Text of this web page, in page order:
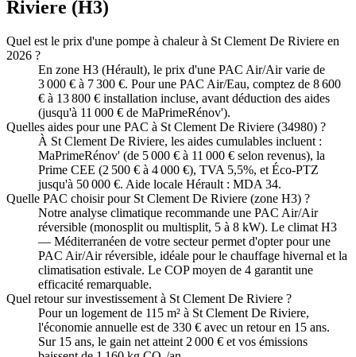
Riviere (H3)
Quel est le prix d'une pompe à chaleur à St Clement De Riviere en
2026 ?
En zone H3 (Hérault), le prix d'une PAC Air/Air varie de
3 000 € à 7 300 €. Pour une PAC Air/Eau, comptez de 8 600
€ à 13 800 € installation incluse, avant déduction des aides
(jusqu'à 11 000 € de MaPrimeRénov').
Quelles aides pour une PAC à St Clement De Riviere (34980) ?
À St Clement De Riviere, les aides cumulables incluent :
MaPrimeRénov' (de 5 000 € à 11 000 € selon revenus), la
Prime CEE (2 500 € à 4 000 €), TVA 5,5%, et Éco-PTZ
jusqu'à 50 000 €. Aide locale Hérault : MDA 34.
Quelle PAC choisir pour St Clement De Riviere (zone H3) ?
Notre analyse climatique recommande une PAC Air/Air
réversible (monosplit ou multisplit, 5 à 8 kW). Le climat H3
— Méditerranéen de votre secteur permet d'opter pour une
PAC Air/Air réversible, idéale pour le chauffage hivernal et la
climatisation estivale. Le COP moyen de 4 garantit une
efficacité remarquable.
Quel retour sur investissement à St Clement De Riviere ?
Pour un logement de 115 m² à St Clement De Riviere,
l'économie annuelle est de 330 € avec un retour en 15 ans.
Sur 15 ans, le gain net atteint 2 000 € et vos émissions